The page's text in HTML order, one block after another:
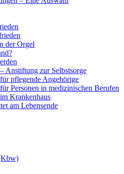
der Orgel
Anstiftung zur Selbstsorge
pflegende Angehörige
Personen in medizinischen Berufen
Krankenhaus
am Lebensende